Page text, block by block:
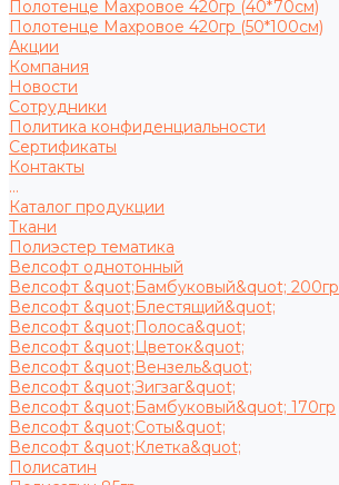
Полотенце Махровое 420гр (40*70см)
Полотенце Махровое 420гр (50*100см)
Акции
Компания
Новости
Сотрудники
Политика конфиденциальности
Сертификаты
Контакты
...
Каталог продукции
Ткани
Полиэстер тематика
Велсофт однотонный
Велсофт &quot;Бамбуковый&quot; 200гр
Велсофт &quot;Блестящий&quot;
Велсофт &quot;Полоса&quot;
Велсофт &quot;Цветок&quot;
Велсофт &quot;Вензель&quot;
Велсофт &quot;Зигзаг&quot;
Велсофт &quot;Бамбуковый&quot; 170гр
Велсофт &quot;Соты&quot;
Велсофт &quot;Клетка&quot;
Полисатин